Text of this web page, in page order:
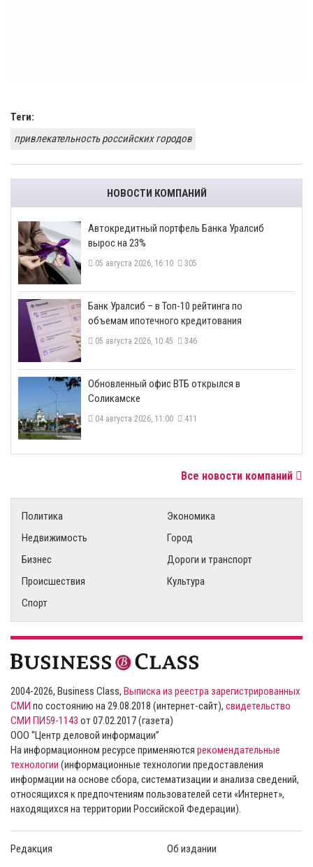
Теги:
привлекательность российских городов
НОВОСТИ КОМПАНИЙ
​Автокредитный портфель Банка Уралсиб
вырос на 23%
05 августа 2026, 16:10 305
​Банк Уралсиб – в Топ-10 рейтинга по
объемам ипотечного кредитования
05 августа 2026, 10:45 346
​Обновленный офис ВТБ открылся в
Соликамске
04 августа 2026, 11:00 411
Все новости компаний
Политика
Экономика
Недвижимость
Город
Бизнес
Дороги и транспорт
Происшествия
Культура
Спорт
2004-2026, Business Class, Выписка из реестра зарегистрированных
СМИ по состоянию на 29.08.2018 (интернет-сайт), свидетельство
СМИ ПИ59-1143 от 07.02.2017 (газета)
ООО “Центр деловой информации”
На информационном ресурсе применяются рекомендательные
технологии (информационные технологии предоставления
информации на основе сбора, систематизации и анализа сведений,
относящихся к предпочтениям пользователей сети «Интернет»,
находящихся на территории Российской Федерации).
Редакция Об издании